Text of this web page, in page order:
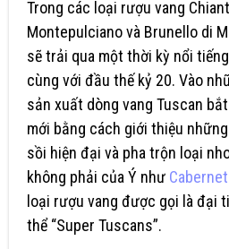
Trong các loại rượu vang
Montepulciano và Brunello di
sẽ trải qua một thời kỳ nổi
cùng với đầu thế kỷ 20. Vào
sản xuất dòng vang Tuscan
mới bằng cách giới thiệu
sồi hiện đại và pha trộn loại
không phải của Ý như
loại rượu vang được gọi là đại
thể “Super Tuscans”.